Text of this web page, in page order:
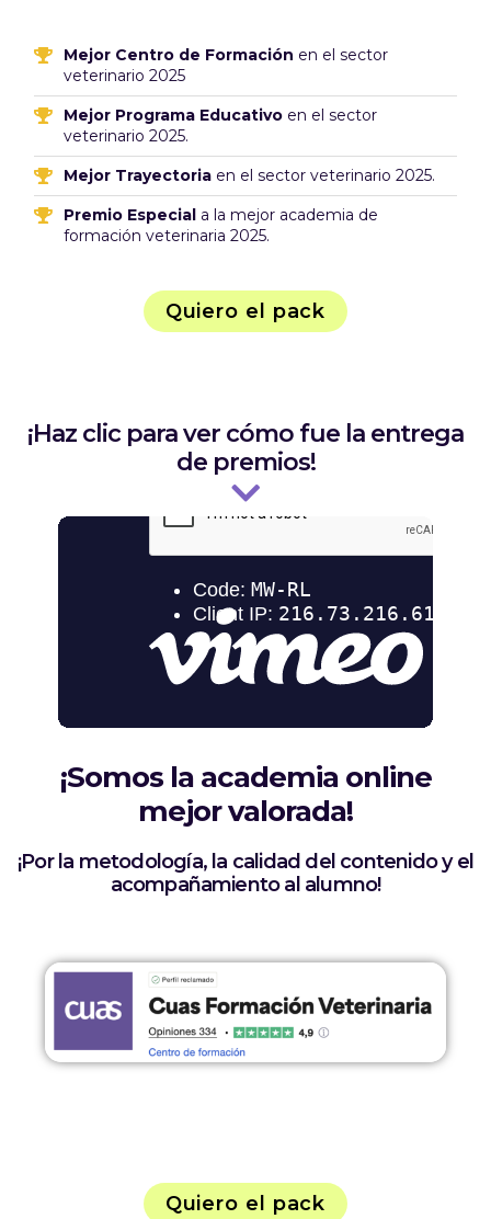
Mejor Centro de Formación en el sector
veterinario 2025
Mejor Programa Educativo en el sector
veterinario 2025.
Mejor Trayectoria en el sector veterinario 2025.
Premio Especial a la mejor academia de
formación veterinaria 2025.
Quiero el pack
¡Haz clic para ver cómo fue la entrega
de premios!
¡Somos la academia online
mejor valorada!
¡Por la metodología, la calidad del contenido y el
acompañamiento al alumno!
Quiero el pack